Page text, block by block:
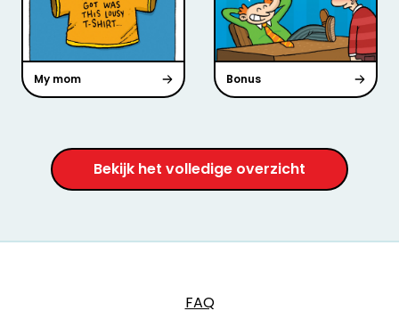
My mom Bonus
Bekijk het volledige overzicht
FAQ